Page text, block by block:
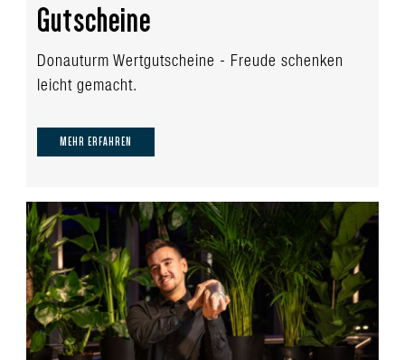
Gutscheine
Donauturm Wertgutscheine - Freude schenken
leicht gemacht.
MEHR ERFAHREN